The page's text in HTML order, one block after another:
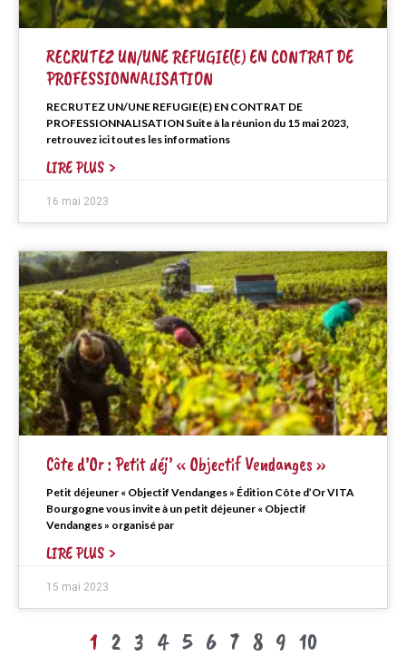
RECRUTEZ UN/UNE REFUGIE(E) EN CONTRAT DE
PROFESSIONNALISATION
RECRUTEZ UN/UNE REFUGIE(E) EN CONTRAT DE
PROFESSIONNALISATION Suite à la réunion du 15 mai 2023,
retrouvez ici toutes les informations
LIRE PLUS >
16 mai 2023
Côte d’Or : Petit déj’ « Objectif Vendanges »
Petit déjeuner « Objectif Vendanges » Édition Côte d’Or VITA
Bourgogne vous invite à un petit déjeuner « Objectif
Vendanges » organisé par
LIRE PLUS >
15 mai 2023
1 2 3 4 5 6 7 8 9 10